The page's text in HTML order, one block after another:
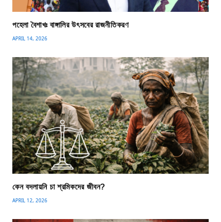
পহেলা বৈশাখঃ বাঙ্গালির উৎসবের রাজনীতিকরণ
APRIL 14, 2026
কেন বদলায়নি চা শ্রমিকদের জীবন?
APRIL 12, 2026